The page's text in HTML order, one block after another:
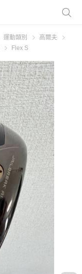
運動類別
高爾夫
Flex S